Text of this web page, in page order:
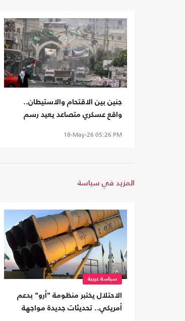
جنين بين الاقتحام والاستيطان..
واقع عسكري متصاعد يعيد رسم
18-May-26 05:26 PM
المزيد في سياسة
سياسة عربية
الاحتلال يختبر منظومة "أرو" بدعم
أمريكي.. تحديثات جديدة مواجهة